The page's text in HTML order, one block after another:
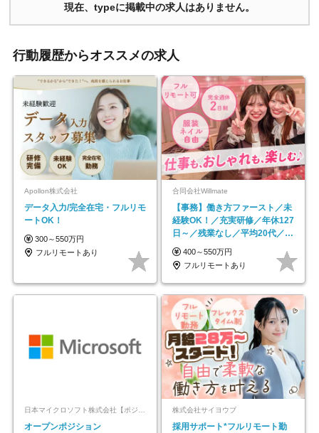
現在、typeに掲載中の求人はありません。
行動履歴からオススメの求人
Apollon株式会社
データ入力/完全在宅・フルリモ
ートOK！
300～550万円
フルリモートあり
合同会社Willmate
【事務】働き方ファースト／未
経験OK！／充実研修／年休127
日～／残業なし／平均20代／リ
モートOK
400～550万円
フルリモートあり
日本マイクロソフト株式会社【ポジションマッチ登録】
オープンポジション
株式会社サイヨウブ
採用サポート*フルリモート勤